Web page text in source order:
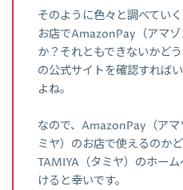
そのように色々と調べてい
お店でAmazonPay（アマ
か？それともできないかど
の公式サイトを確認すれば
よね。
なので、AmazonPay（ア
ミヤ）のお店で使えるのか
TAMIYA（タミヤ）のホー
けると幸いです。